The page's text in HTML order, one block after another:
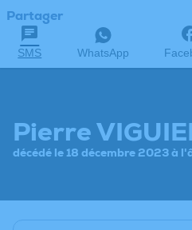
Partager
SMS WhatsApp
Pierre
décédé le 18 décembre 2023 à